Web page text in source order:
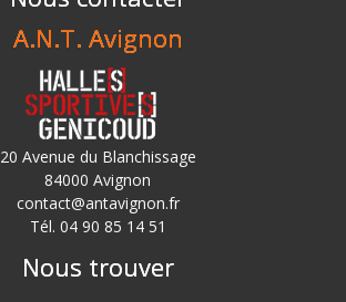
A.N.T. Avignon
20 Avenue du Blanchissage
84000 Avignon
contact@antavignon.fr
Tél. 04 90 85 14 51
Nous trouver